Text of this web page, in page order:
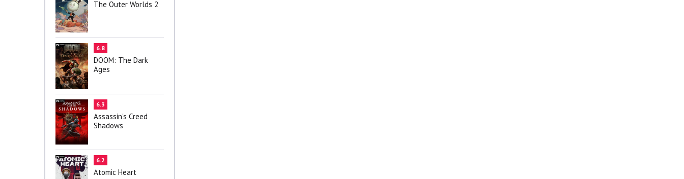
The Outer Worlds 2
6.8
DOOM: The Dark
Ages
6.3
Assassin's Creed
Shadows
6.2
Atomic Heart